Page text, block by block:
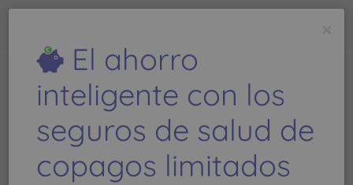
todosegurosmédicos.com
Dominguez Afonso, Jose
Carlos - Teléfono: 928 631
099
El ahorro
inteligente con los
seguros de salud de
copagos limitados